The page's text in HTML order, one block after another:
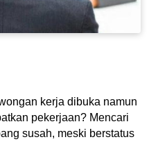
kerja dibuka namun
pekerjaan? Mencari
susah, meski berstatus